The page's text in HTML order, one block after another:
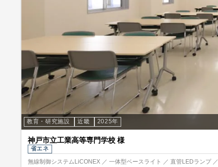
教育・研究施設 近畿 2025年
神戸市立工業高等専門学校 様
省エネ
無線制御システムLiCONEX ／ 一体型ベースライト ／ 直管LEDランプ